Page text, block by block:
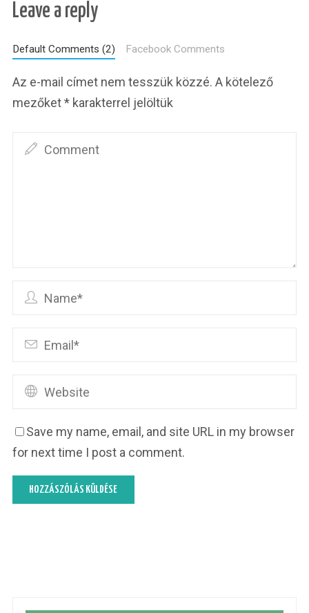
Leave a reply
Default Comments (2) Facebook Comments
Az e-mail címet nem tesszük közzé. A kötelező
mezőket* karakterrel jelöltük
Save my name, email, and site URL in my browser
for next time I post a comment.